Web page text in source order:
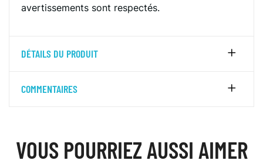
avertissements sont respectés.
DÉTAILS DU PRODUIT
COMMENTAIRES
VOUS POURRIEZ AUSSI AIMER